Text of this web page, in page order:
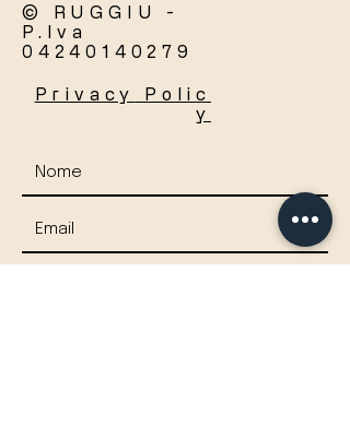
© RUGGIU -
P.Iva
04240140279
Privacy
Polic
y